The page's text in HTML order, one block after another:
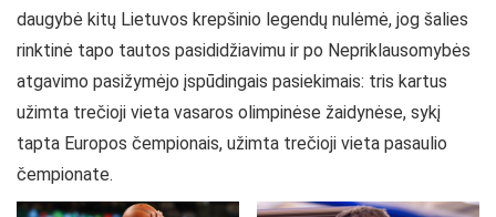
daugybė kitų Lietuvos krepšinio legendų nulėmė, jog šalies
rinktinė tapo tautos pasididžiavimu ir po Nepriklausomybės
atgavimo pasižymėjo įspūdingais pasiekimais: tris kartus
užimta trečioji vieta vasaros olimpinėse žaidynėse, sykį
tapta Europos čempionais, užimta trečioji vieta pasaulio
čempionate.